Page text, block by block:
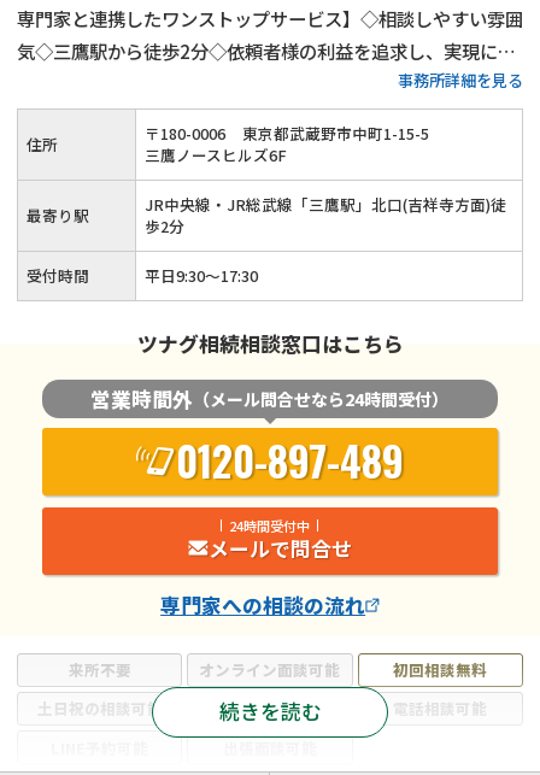
専門家と連携したワンストップサービス】◇相談しやすい雰囲
気◇三鷹駅から徒歩2分◇依頼者様の利益を追求し、実現に全
事務所詳細を見る
来所不要 オンライン面談可能
初回相談無料
土日祝の相談可能
19時以降電話可能
電話相談可能
続きを読む
住所 〒180-0006
東京都武蔵野市中町1-15-5
三鷹ノースヒルズ6F
最寄り駅
JR中央線・JR総武線「三鷹駅」北口(吉祥寺方面)徒
歩2分
受付時間 平日9:30～17:30
ツナグ相続相談窓口はこちら
営業時間外 （メール問合せなら24時間受付）
0120-897-489
24時間受付中
メールで問合せ
専門家への相談の流れ